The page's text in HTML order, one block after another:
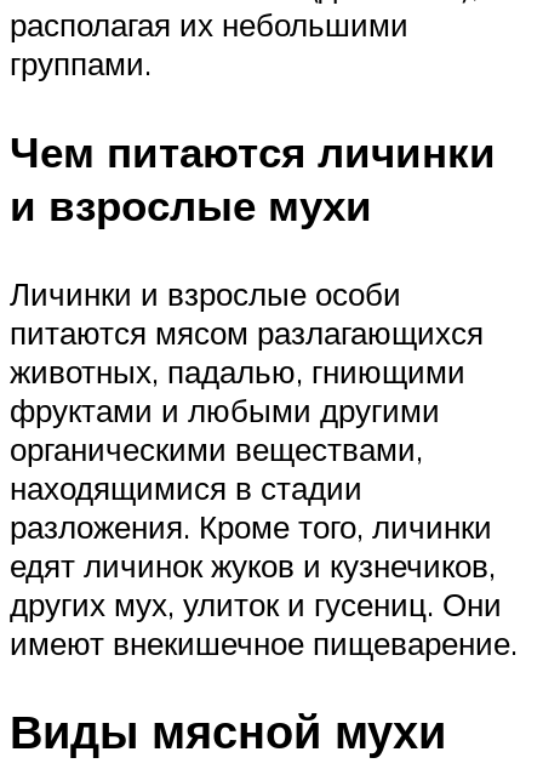
располагая их небольшими
группами.
Чем питаются личинки
и взрослые мухи
Личинки и взрослые особи
питаются мясом разлагающихся
животных, падалью, гниющими
фруктами и любыми другими
органическими веществами,
находящимися в стадии
разложения. Кроме того, личинки
едят личинок жуков и кузнечиков,
других мух, улиток и гусениц. Они
имеют внекишечное пищеварение.
Виды мясной мухи